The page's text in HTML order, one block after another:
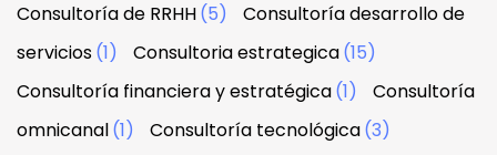
Consultoría de RRHH(5)
Consultoría desarrollo de
servicios(1) Consultoria estrategica(15)
Consultoría financiera y estratégica(1)
Consultoría
omnicanal(1) Consultoría tecnológica(3)